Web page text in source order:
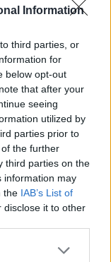
Information
third parties, or
for
below opt-out
that after your
seeing
utilized by
parties prior to
the further
third parties on the
information may
the IAB’s List of
disclose it to other
or more Google
Játékszín, a
Petõfi Musical
Nyári